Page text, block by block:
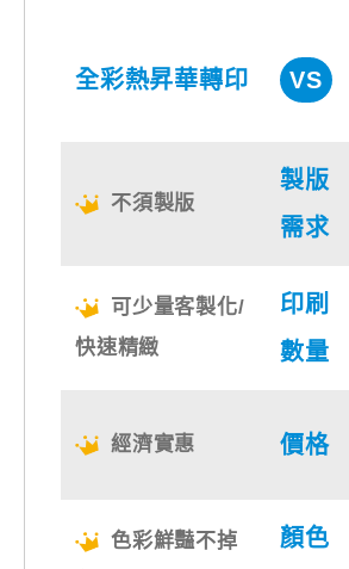
全彩熱昇華轉印 VS
不須製版
製版
需求
可少量客製化/
快速精緻
印刷
數量
經濟實惠 價格
色彩鮮豔不掉
顏色